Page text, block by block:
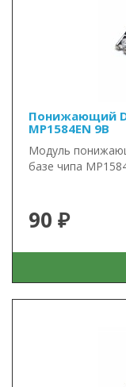
Понижающий
MP1584EN 9В
Модуль
базе чипа
90 ₽